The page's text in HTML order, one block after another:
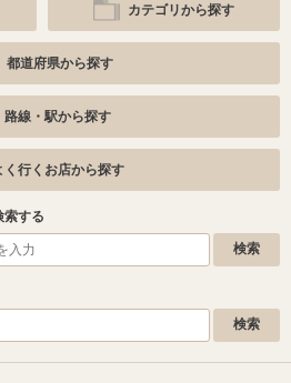
カテゴリから探す
都道府県から探す
路線・駅から探す
く行くお店から探す
索する